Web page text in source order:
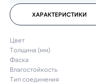
ХАРАКТЕРИСТИКИ
Цвет
Толщина (мм)
Фаска
Влагостойкость
Тип соединения